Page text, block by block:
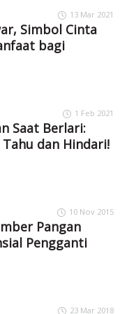
13 Mar 2021
Simbol Cinta
bagi
1 Feb 2021
Saat Berlari:
Tahu dan Hindari!
10 Nov 2015
Pangan
Pengganti
23 Mar 2018